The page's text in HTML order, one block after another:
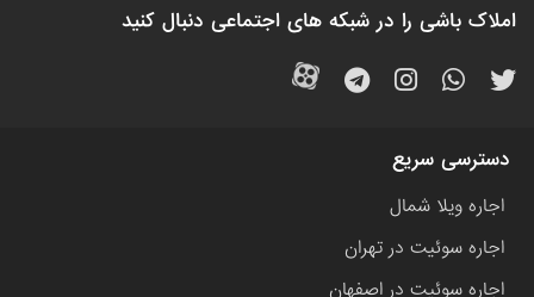
املاک باشی را در شبکه های اجتماعی دنبال کنید
دسترسی سریع
اجاره ویلا شمال
اجاره سوئیت در تهران
اجاره سوئیت در اصفهان